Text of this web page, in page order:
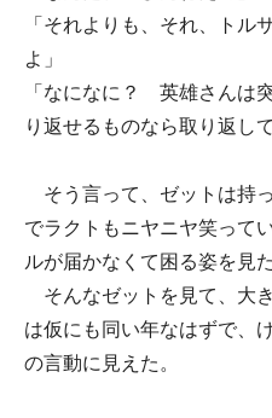
「それよりも、それ、ト
よ」
「なになに？ 英雄さんは
り返せるものなら取り返し
そう言って、ゼットは持
でラクトもニヤニヤ笑って
ルが届かなくて困る姿を見
そんなゼットを見て、大
は仮にも同い年なはずで、
の言動に見えた。